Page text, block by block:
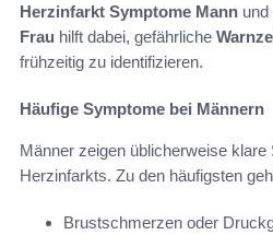
Herzinfarkt Symptome Mann und
Frau hilft dabei, gefährliche
frühzeitig zu identifizieren.
Häufige Symptome bei Männern
Männer zeigen üblicherweise klare
Herzinfarkts. Zu den häufigsten
Brustschmerzen oder